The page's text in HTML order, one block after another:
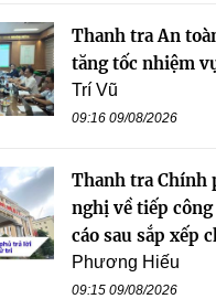
Thanh tra An
tăng tốc nhiệm
Trí Vũ
09:16 09/08/2026
Thanh tra Chính
nghị về tiếp
cáo sau sắp xếp
Phương Hiếu
09:15 09/08/2026